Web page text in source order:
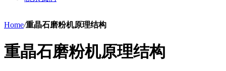
Home/重晶石磨粉机原理结构
重晶石磨粉机原理结构